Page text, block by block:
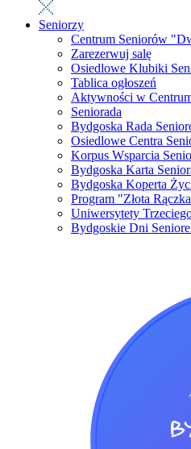
Seniorzy
Centrum Seniorów
Zarezerwuj salę
Osiedlowe Klubiki
Tablica ogłoszeń
Aktywności w
Seniorada
Bydgoska Rada
Osiedlowe Centra
Korpus Wsparcia
Bydgoska Karta
Bydgoska Koperta
Program "Złota
Uniwersytety
Bydgoskie Dni